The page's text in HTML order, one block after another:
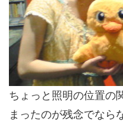
ちょっと照明の位置の
まったのが残念でなら